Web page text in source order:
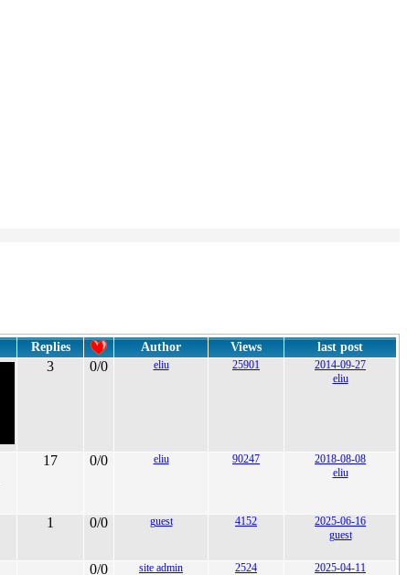
Replies Author Views last post
3 0/0 eliu 25901
2014-09-27
eliu
17 0/0 eliu 90247
2018-08-08
eliu
1 0/0 guest 4152
2025-06-16
guest
0/0 site admin 2524
2025-04-11